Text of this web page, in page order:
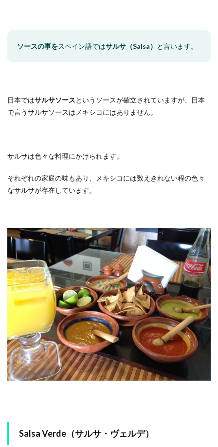
ソースの事をスペイン語ではサルサ（Salsa） と言います。
日本ではサルサソースというソースが確立されていますが、日本
で言うサルサソースはメキシコにはありません。
サルサは色々な料理にかけられます。
それぞれの家庭の味もあり、メキシコには数えきれない程の色々
なサルサが存在しています。
Salsa Verde（サルサ・ヴェルデ）